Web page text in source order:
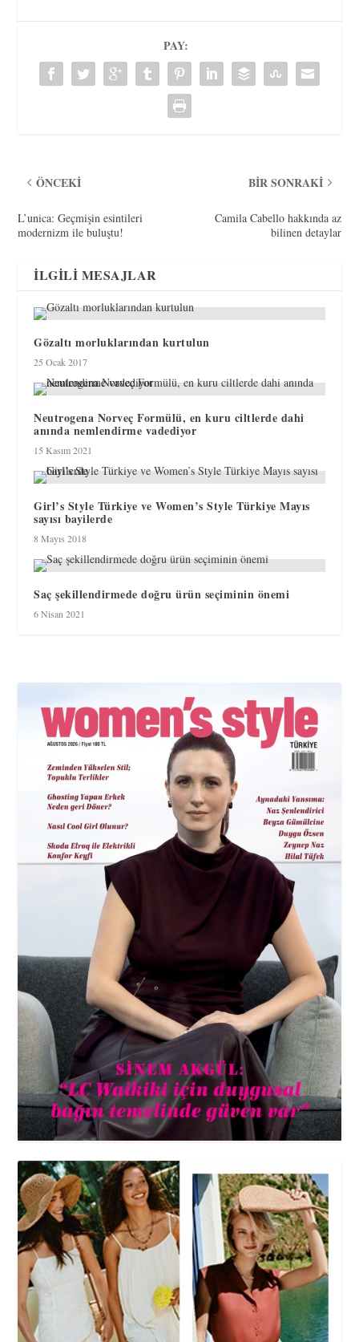
PAY:
ÖNCEKI
L’unica: Geçmişin esintileri
modernizm ile buluştu!
BIR SONRAKI
Camila Cabello hakkında az
bilinen detaylar
İLGILI MESAJLAR
Gözaltı morluklarından kurtulun
25 Ocak 2017
Neutrogena Norveç Formülü, en kuru ciltlerde dahi
anında nemlendirme vadediyor
15 Kasım 2021
Girl’s Style Türkiye ve Women’s Style Türkiye Mayıs
sayısı bayilerde
8 Mayıs 2018
Saç şekillendirmede doğru ürün seçiminin önemi
6 Nisan 2021